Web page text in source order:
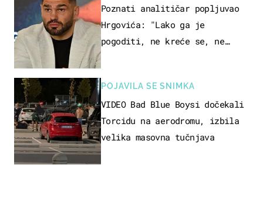
Poznati analitičar popljuvao
Hrgovića: "Lako ga je
pogoditi, ne kreće se, ne
POJAVILA SE SNIMKA
VIDEO Bad Blue Boysi dočekali
Torcidu na aerodromu, izbila
velika masovna tučnjava